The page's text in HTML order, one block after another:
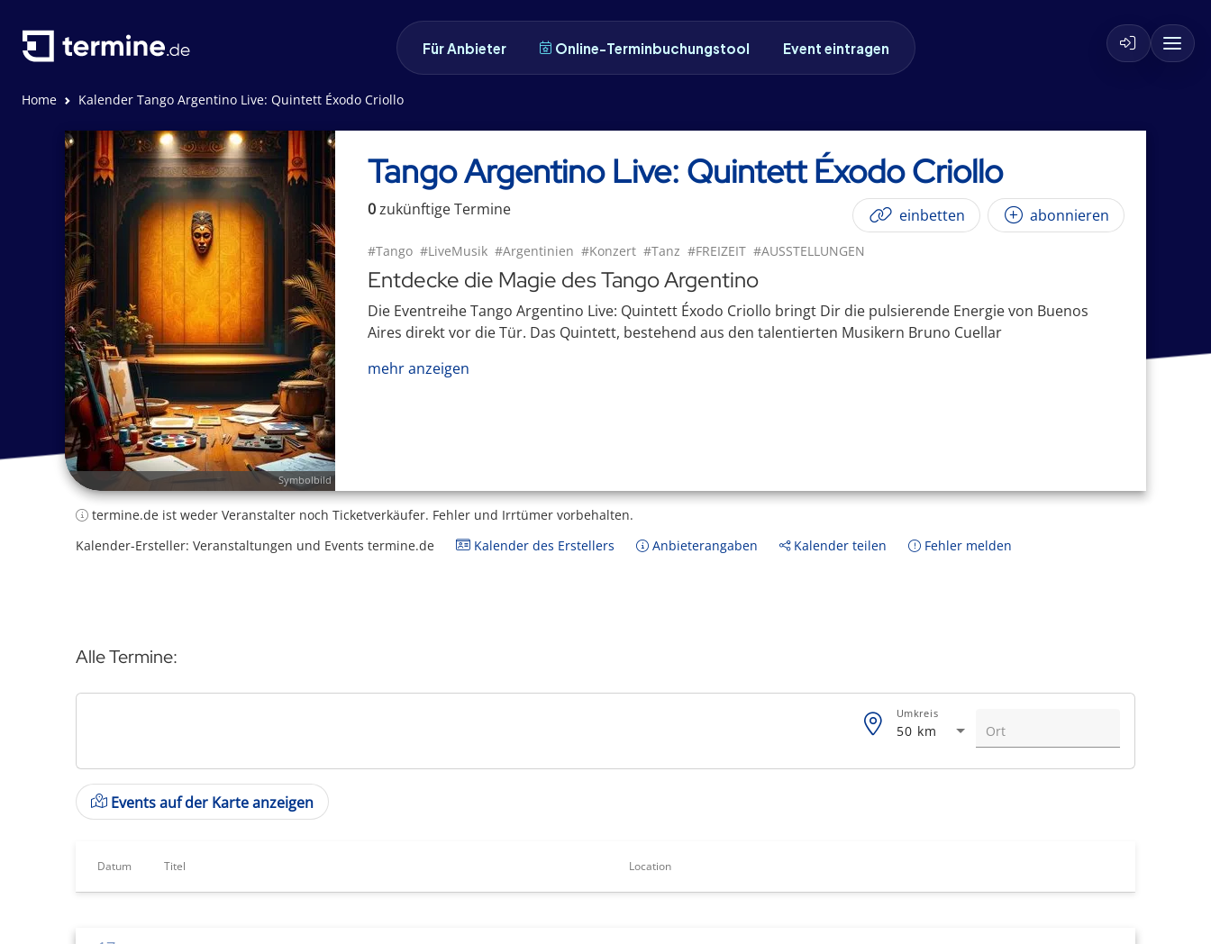
Für Anbieter Online-Terminbuchungstool Event eintragen
Home Kalender Tango Argentino Live: Quintett Éxodo Criollo
Symbolbild
Tango Argentino Live: Quintett Éxodo Criollo
0zukünftigeTermine einbetten abonnieren
#Tango #LiveMusik #Argentinien #Konzert #Tanz #FREIZEIT #AUSSTELLUNGEN
Entdecke die Magie des Tango Argentino
Die Eventreihe Tango Argentino Live: Quintett Éxodo Criollo bringt Dir die pulsierende Energie von Buenos
Aires direkt vor die Tür. Das Quintett, bestehend aus den talentierten Musikern Bruno Cuellar
mehr anzeigen
termine.de ist weder Veranstalter noch Ticketverkäufer. Fehler und Irrtümer vorbehalten.
Kalender-Ersteller: Veranstaltungen und Events termine.de
Kalender des Erstellers Anbieterangaben Kalender teilen Fehler melden
Alle Termine:
50 km
Umkreis
Events auf der Karte anzeigen
Datum Titel Location